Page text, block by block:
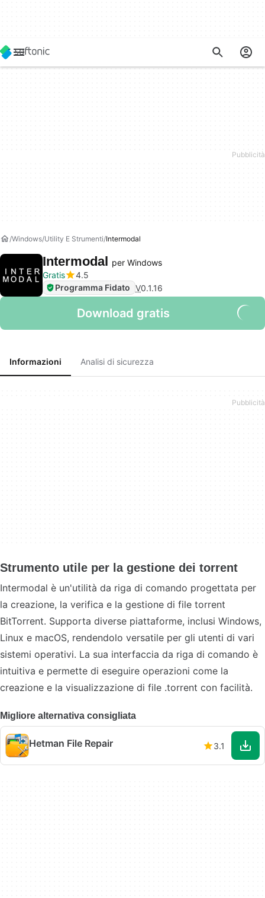
Windows Utility E Strumenti Intermodal
Intermodal per Windows
Gratis
4.5
Programma Fidato V0.1.16
Download gratis
Informazioni Analisi di sicurezza
Strumento utile per la gestione dei torrent
Intermodal è un'utilità da riga di comando progettata per
la creazione, la verifica e la gestione di file torrent
BitTorrent. Supporta diverse piattaforme, inclusi Windows,
Linux e macOS, rendendolo versatile per gli utenti di vari
sistemi operativi. La sua interfaccia da riga di comando è
intuitiva e permette di eseguire operazioni come la
creazione e la visualizzazione di file .torrent con facilità.
Migliore alternativa consigliata
Hetman File Repair 3.1